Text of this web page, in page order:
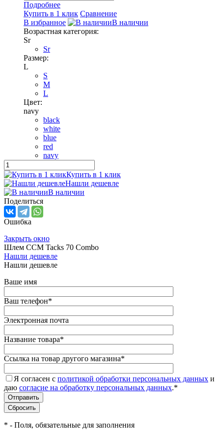
Подробнее
Купить в 1 клик Сравнение
В избранное
В наличии
Возрастная категория:
Sr
Sr
Размер:
L
S
M
L
Цвет:
navy
black
white
blue
red
navy
Купить в 1 клик
Нашли дешевле
В наличии
Поделиться
Ошибка
Закрыть окно
Шлем CCM Tacks 70 Combo
Нашли дешевле
Нашли дешевле
Ваше имя
Ваш телефон*
Электронная почта
Название товара*
Ссылка на товар другого магазина*
Я согласен с политикой обработки персональных данных и
даю согласие на обработку персональных данных.*
* - Поля, обязательные для заполнения